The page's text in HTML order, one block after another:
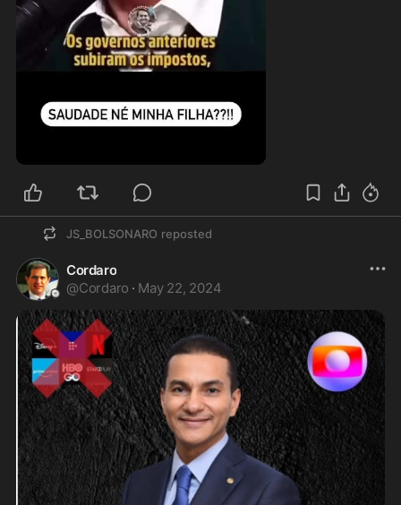
JS_BOLSONARO reposted
Cordaro
@Cordaro · May 22, 2024